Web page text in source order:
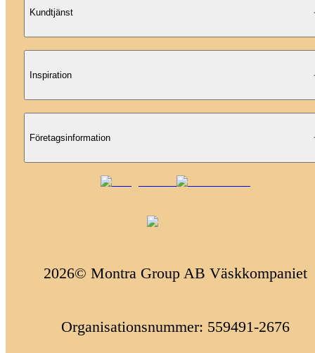
Kundtjänst
Inspiration
Företagsinformation
2026© Montra Group AB Väskkompaniet
Organisationsnummer: 559491-2676